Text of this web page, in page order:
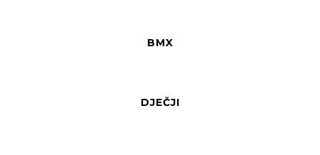
BMX
DJEČJI